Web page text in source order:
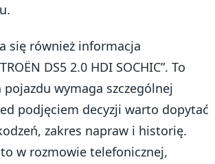
się również informacja
DS5 2.0 HDI SOCHIC”. To
pojazdu wymaga szczególnej
podjęciem decyzji warto dopytać
zakres napraw i historię.
w rozmowie telefonicznej,